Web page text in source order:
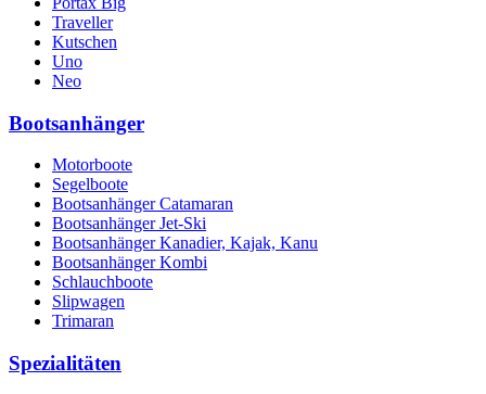
Traveller
Kutschen
Uno
Neo
Bootsanhänger
Motorboote
Segelboote
Bootsanhänger Catamaran
Bootsanhänger Jet-Ski
Bootsanhänger Kanadier, Kajak, Kanu
Bootsanhänger Kombi
Schlauchboote
Slipwagen
Trimaran
Spezialitäten